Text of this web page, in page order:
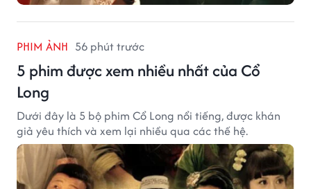
PHIM ẢNH 56 phút trước
5 phim được xem nhiều nhất của Cổ
Long
Dưới đây là 5 bộ phim Cổ Long nổi tiếng, được khán
giả yêu thích và xem lại nhiều qua các thế hệ.